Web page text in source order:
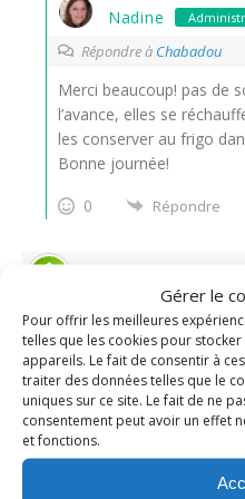
Gérer le
Pour offrir les meilleures
telles que les cookies pour
appareils. Le fait de consentir à
traiter des données telles que le
uniques sur ce site. Le fait de ne
consentement peut avoir un effet
et fonctions.
Nadine
Répondre à Chabadou
Merci beaucoup! pas de
l’avance, elles se
les conserver au frigo
Bonne journée!
0
Répondre
Quand Nad cuisine...
il y a 4 années
[…] Je vous dis pas comme
quand j’ai posé le plat de
sur la table, et pas
accompagné de frites! Ils